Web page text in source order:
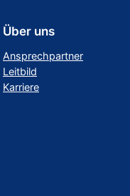
Über uns
Ansprechpartner
Leitbild
Karriere